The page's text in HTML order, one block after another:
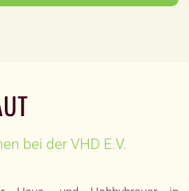
bei der VHD E.V.